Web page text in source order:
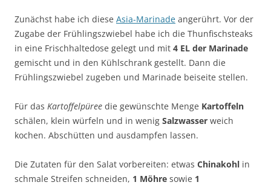
Zunächst habe ich diese Asia-Marinade angerührt. Vor der
Zugabe der Frühlingszwiebel habe ich die Thunfischsteaks
in eine Frischhaltedose gelegt und mit 4 EL der Marinade
gemischt und in den Kühlschrank gestellt. Dann die
Frühlingszwiebel zugeben und Marinade beiseite stellen.
Für das Kartoffelpüree die gewünschte Menge Kartoffeln
schälen, klein würfeln und in wenig Salzwasser weich
kochen. Abschütten und ausdampfen lassen.
Die Zutaten für den Salat vorbereiten: etwas Chinakohl in
schmale Streifen schneiden, 1 Möhre sowie 1